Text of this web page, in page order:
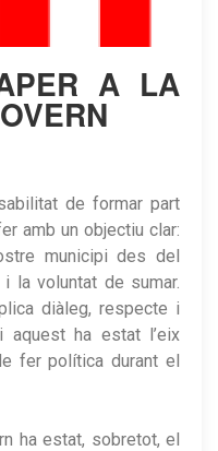
A LA
de formar part
amb un objectiu clar:
municipi des del
la voluntat de sumar.
diàleg, respecte i
aquest ha estat l’eix
fer política durant el
ha estat, sobretot, el